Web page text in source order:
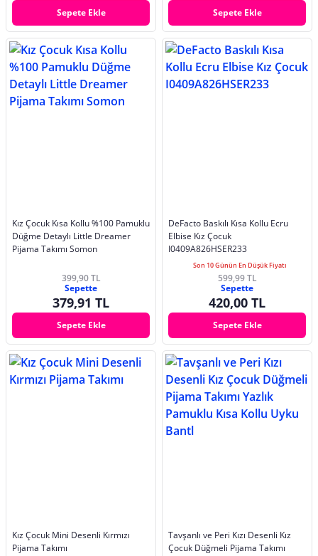
Sepete Ekle Sepete Ekle
Kız Çocuk Kısa Kollu %100 Pamuklu
Düğme Detaylı Little Dreamer
Pijama Takımı Somon
399,90 TL
Sepette
379,91 TL
Sepete Ekle
DeFacto Baskılı Kısa Kollu Ecru
Elbise Kız Çocuk
I0409A826HSER233
Son 10 Günün En Düşük Fiyatı
599,99 TL
Sepette
420,00 TL
Sepete Ekle
Kız Çocuk Mini Desenli Kırmızı
Pijama Takımı
Tavşanlı ve Peri Kızı Desenli Kız
Çocuk Düğmeli Pijama Takımı